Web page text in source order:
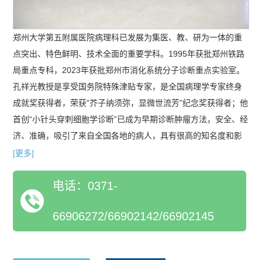
郑州大学第五附属医院病理科已发展为集医、教、研为一体的重
点突出、特色鲜明、技术全面的重要学科。1995年获批郑州铁路
局重点专科，2023年获批郑州市消化系统分子诊断重点实验室。
孔祥光教授是享受国务院特殊津贴专家，是全国病理学专家终身
成就奖获得者，荣获“芥子纳须弥，显微世流芳”纪念奖获得者；他
首创“小针头穿刺细胞学诊断”已成为早期诊断肿瘤方法，安全、经
济、准确，吸引了来自全国各地的病人，具有很高的知名度和影
响力；消化系统内脏肿瘤术中针吸细胞病理诊断，如胰腺肿瘤、
的中晚期患者的病理诊断问题，为临床提供了精准的治疗依据，
使临床能够据此进行腹腔、盆腔化疗、伽马刀治疗及纳米刀治
疗。病理科PCR实验室已获得临床基因扩增实验室验收合格证及
二级生物安全备案验收合格通知。 科室由组织病理组、细胞病理
[更多]
电话：0371-
66906272/66902142/66902145